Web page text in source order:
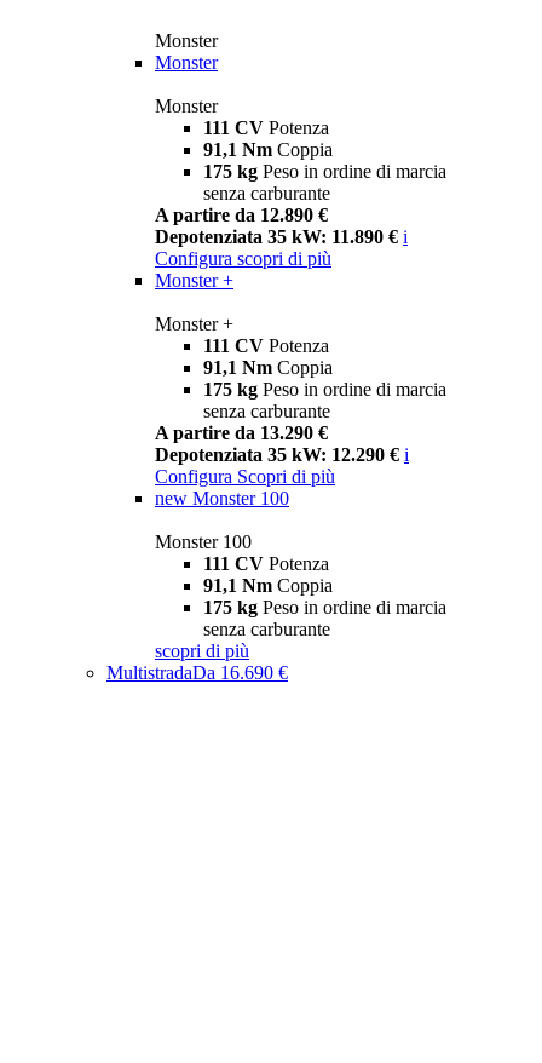
Monster
Monster
Monster
111 CV Potenza
91,1 Nm Coppia
175 kg Peso in ordine di marcia
senza carburante
A partire da 12.890 €
Depotenziata 35 kW: 11.890 € i
Configura scopri di più
Monster +
Monster +
111 CV Potenza
91,1 Nm Coppia
175 kg Peso in ordine di marcia
senza carburante
A partire da 13.290 €
Depotenziata 35 kW: 12.290 € i
Configura Scopri di più
new Monster 100
Monster 100
111 CV Potenza
91,1 Nm Coppia
175 kg Peso in ordine di marcia
senza carburante
scopri di più
MultistradaDa 16.690 €